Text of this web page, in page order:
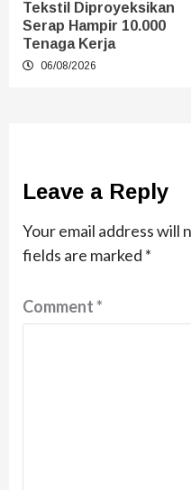
Tekstil Diproyeksikan
Serap Hampir 10.000
Tenaga Kerja
06/08/2026
Leave a Reply
Your email address will
fields are marked *
Comment*